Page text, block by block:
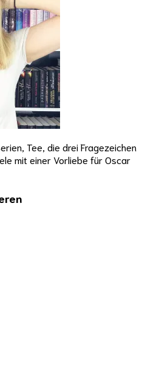
Tee, die drei Fragezeichen
mit einer Vorliebe für Oscar